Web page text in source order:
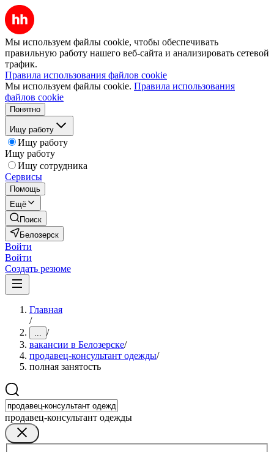
Мы используем файлы cookie, чтобы обеспечивать
правильную работу нашего веб-сайта и анализировать сетевой
трафик.
Правила использования файлов cookie
Мы используем файлы cookie. Правила использования
файлов cookie
Понятно
Ищу работу
Ищу работу
Ищу работу
Ищу сотрудника
Сервисы
Помощь
Ещё
Поиск
Белозерск
Войти
Войти
Создать резюме
Главная
/
... /
вакансии в Белозерске/
продавец-консультант одежды/
полная занятость
продавец-консультант одежды